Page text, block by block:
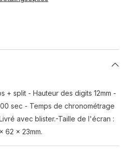
+ split - Hauteur des digits 12mm -
sec - Temps de chronométrage
avec blister.-Taille de l'écran :
62 x 23mm.